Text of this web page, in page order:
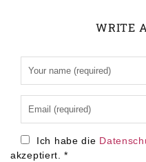
WRITE
Ich habe die
akzeptiert. *